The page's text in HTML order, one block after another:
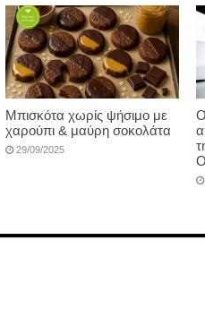
Μπισκότα χωρίς ψήσιμο με
χαρούπι & μαύρη σοκολάτα
29/09/2025